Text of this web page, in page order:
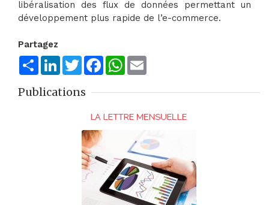
libéralisation des flux de données permettant un
développement plus rapide de l’e-commerce.
Partagez
ShareLinkedInTwitterFacebookWhatsApp
Publications